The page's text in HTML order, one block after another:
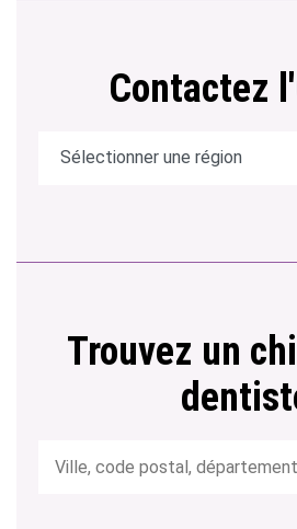
Contactez
Trouvez un